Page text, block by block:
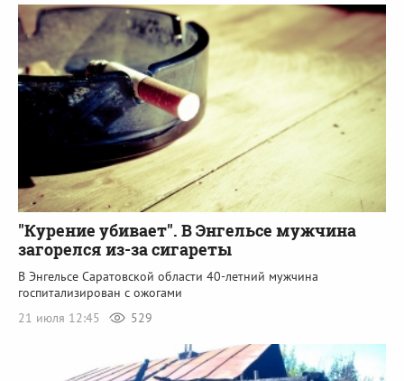
"Курение убивает". В Энгельсе мужчина
загорелся из-за сигареты
В Энгельсе Саратовской области 40-летний мужчина
госпитализирован с ожогами
21 июля 12:45
529